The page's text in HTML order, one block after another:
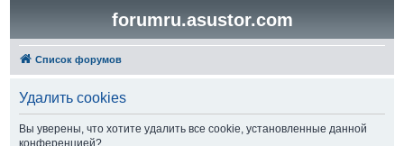
forumru.asustor.com
Список форумов
Удалить cookies
Вы уверены, что хотите удалить все cookie, установленные данной
конференцией?